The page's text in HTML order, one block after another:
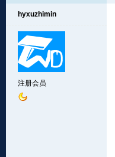
hyxuzhimin
注册会员